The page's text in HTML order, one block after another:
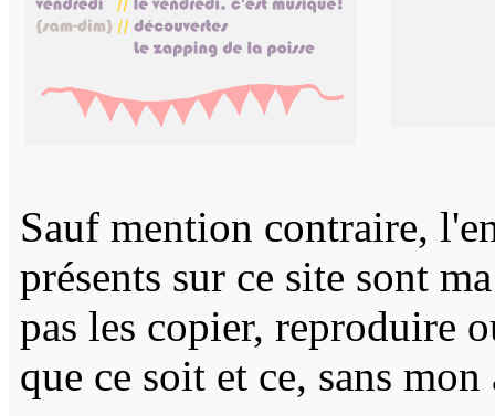
Sauf mention contraire,
présents sur ce site sont
pas les copier, reproduire
que ce soit et ce, sans